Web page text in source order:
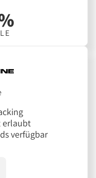
erlaubt
verfügbar